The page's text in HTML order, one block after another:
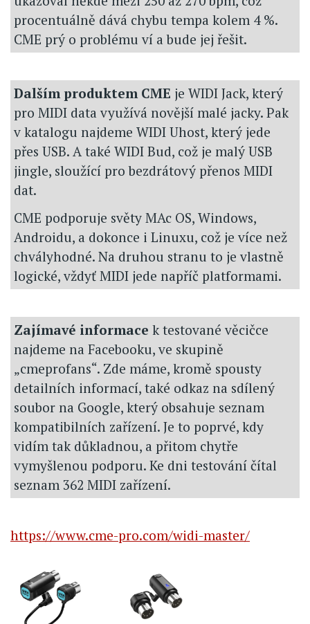
procentuálně dává chybu tempa kolem 4 %.
CME prý o problému ví a bude jej řešit.
Dalším produktem CME je WIDI Jack, který
pro MIDI data využívá novější malé jacky. Pak
v katalogu najdeme WIDI Uhost, který jede
přes USB. A také WIDI Bud, což je malý USB
jingle, sloužící pro bezdrátový přenos MIDI
dat.
CME podporuje světy MAc OS, Windows,
Androidu, a dokonce i Linuxu, což je více než
chvályhodné. Na druhou stranu to je vlastně
logické, vždyť MIDI jede napříč platformami.
Zajímavé informace k testované věcičce
najdeme na Facebooku, ve skupině
„cmeprofans“. Zde máme, kromě spousty
detailních informací, také odkaz na sdílený
soubor na Google, který obsahuje seznam
kompatibilních zařízení. Je to poprvé, kdy
vidím tak důkladnou, a přitom chytře
vymyšlenou podporu. Ke dni testování čítal
seznam 362 MIDI zařízení.
https://www.cme-pro.com/widi-master/